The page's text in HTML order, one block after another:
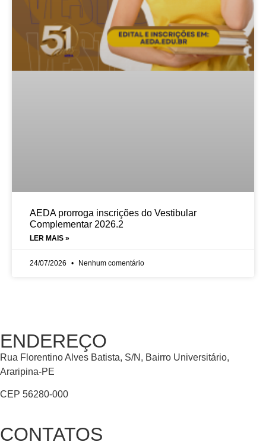
AEDA prorroga inscrições do Vestibular
Complementar 2026.2
LER MAIS »
24/07/2026 Nenhum comentário
ENDEREÇO
Rua Florentino Alves Batista, S/N, Bairro Universitário,
Araripina-PE
CEP 56280-000
CONTATOS